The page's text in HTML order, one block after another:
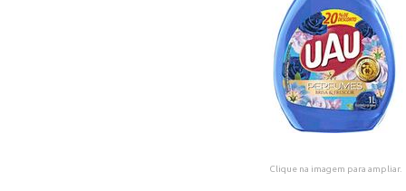
Clique na imagem para ampliar.